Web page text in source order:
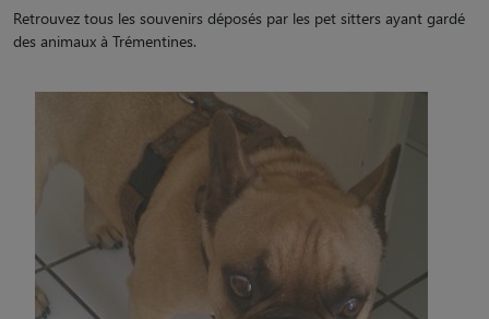
Retrouvez tous les souvenirs déposés par les pet sitters ayant gardé
des animaux à Trémentines.